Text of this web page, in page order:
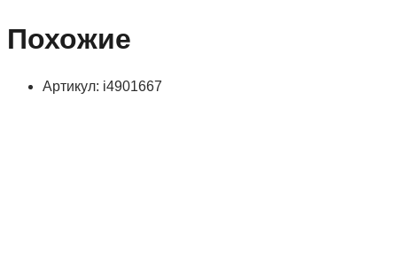
Похожие
Артикул: i4901667